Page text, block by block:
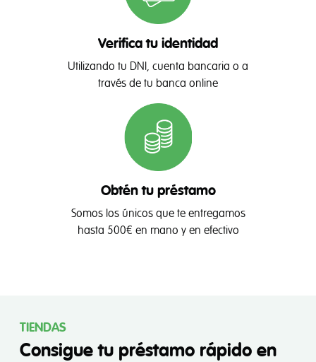
Verifica tu identidad
Utilizando tu DNI, cuenta bancaria o a
través de tu banca online
Obtén tu préstamo
Somos los únicos que te entregamos
hasta 500€ en mano y en efectivo
TIENDAS
Consigue tu préstamo rápido en